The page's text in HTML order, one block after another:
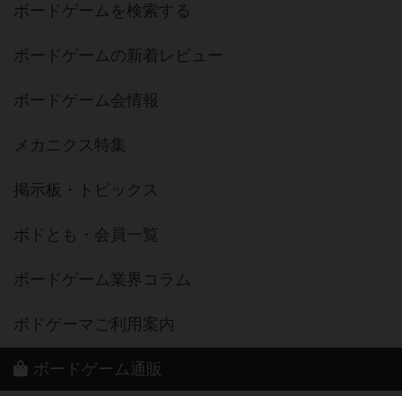
ボードゲームを検索する
ボードゲームの新着レビュー
ボードゲーム会情報
メカニクス特集
掲示板・トピックス
ボドとも・会員一覧
ボードゲーム業界コラム
ボドゲーマご利用案内
ボードゲーム通販